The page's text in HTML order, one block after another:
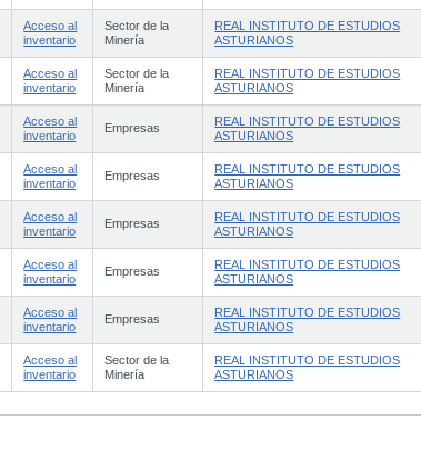
Acceso al
inventario
Sector de la
Minería
REAL INSTITUTO DE ESTUDIOS
ASTURIANOS
Acceso al
inventario
Sector de la
Minería
REAL INSTITUTO DE ESTUDIOS
ASTURIANOS
Acceso al
inventario
Empresas
REAL INSTITUTO DE ESTUDIOS
ASTURIANOS
Acceso al
inventario
Empresas
REAL INSTITUTO DE ESTUDIOS
ASTURIANOS
Acceso al
inventario
Empresas
REAL INSTITUTO DE ESTUDIOS
ASTURIANOS
Acceso al
inventario
Empresas
REAL INSTITUTO DE ESTUDIOS
ASTURIANOS
Acceso al
inventario
Empresas
REAL INSTITUTO DE ESTUDIOS
ASTURIANOS
Acceso al
inventario
Sector de la
Minería
REAL INSTITUTO DE ESTUDIOS
ASTURIANOS